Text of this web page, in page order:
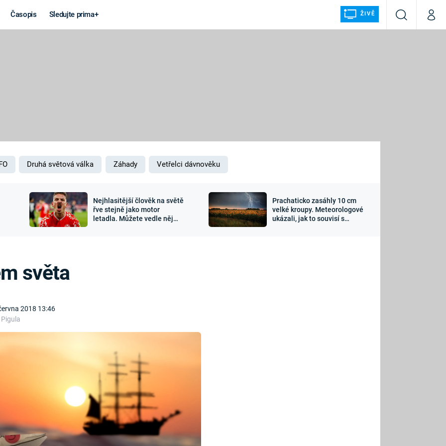
Časopis Sledujte prima+ ŽIVĚ
VyhledáváníMůj
MARS
Záhady a
konspirace
UTAJENÉ PŘÍBĚHY
HISTORIE
Zajímavosti
FILMY VERSUS
Sledujte nás
Druhá světová válka Záhady Vetřelci dávnověku
Nejhlasitější člověk na světě
řve stejně jako motor
letadla. Můžete vedle něj
Prachaticko zasáhly 10 cm
velké kroupy. Meteorologové
ukázali, jak to souvisí s
2018 13:46
světa